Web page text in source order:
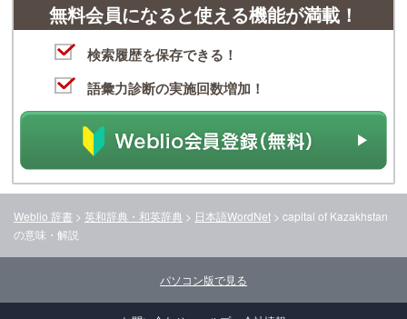
無料会員になると使える機能が満載！
検索履歴を保存できる！
語彙力診断の実施回数増加！
Weblio 辞書 > 英和辞典・和英辞典 > 日本語WordNet > capital of Kazakhstan
の意味・解説
パソコン版で見る